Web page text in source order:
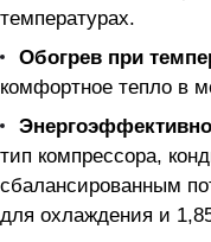
температурах.
Обогрев при
комфортное тепло в
тип компрессора,
сбалансированным
для охлаждения и